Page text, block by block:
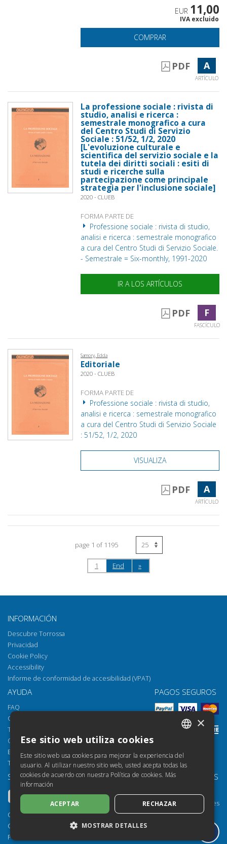
EUR 11,00
IVA excluido
COMPRAR
PDF A
ARTÍCULO
La professione sociale : rivista di
studio, analisi e ricerca :
semestrale monografico a cura
del Centro Studi di Servizio
Sociale : 51/52, 1/2, 2020
[L'evoluzione culturale e
scientifica del servizio sociale e la
tutela dei diritti sociali : esiti di
studi e ricerche sulla
partecipazione come principale
strategia per l'inclusione sociale]
2020 - CLUEB
FORMA PARTE DE
Professione sociale : rivista di studio,
analisi e ricerca : semestrale monografico
a cura del Centro Studi di Servizio Sociale.
- Semestrale = Six-monthly, 1991-2020
IR A LOS ARTÍCULOS
PDF F
FASCÍCULO
Samory, Edda
Editoriale
2020 - CLUEB
FORMA PARTE DE
Professione sociale : rivista di studio,
analisi e ricerca : semestrale monografico
a cura del Centro Studi di Servizio Sociale
: 51/52, 1/2, 2020
VISUALIZA
PDF A
ARTÍCULO
page 1 of 1195
1 End »
INFORMACIÓN
Descubre Torrossa
Privacidad
Cookie Policy
Accessibility
Informe de conformidad de accesibilidad (VPAT)
AYUDA
FAQ
Cómo abrir los archivos
Torrossa Reader
Opciones de acceso
Email: helpdesk@torrossa.com
Tel:
+39 055 5018800
PAGOS SEGUROS
SÍGUENOS
Copyright 2000-2026
Casalini Libri
P.IVA IT03106600483
NUESTROS RECURSOS
Torrossa para Instituciones
Torrossa Open
Library Services
ENGLISH
GERMAN
×
Ese sitio web utiliza cookies
Este sitio web usa cookies para mejorar la experiencia del
usuario. Al utilizar nuestro sitio web, usted acepta todas las
cookies de acuerdo con nuestra Política de cookies. Más
información
ACEPTAR RECHAZAR
MOSTRAR DETALLES